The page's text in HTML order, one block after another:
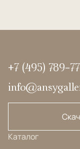
+7 (495) 789-
Каталог